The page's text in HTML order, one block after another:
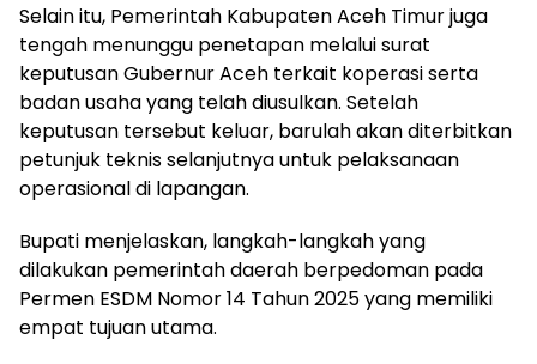
Selain itu, Pemerintah Kabupaten Aceh Timur juga
tengah menunggu penetapan melalui surat
keputusan Gubernur Aceh terkait koperasi serta
badan usaha yang telah diusulkan. Setelah
keputusan tersebut keluar, barulah akan diterbitkan
petunjuk teknis selanjutnya untuk pelaksanaan
operasional di lapangan.
Bupati menjelaskan, langkah-langkah yang
dilakukan pemerintah daerah berpedoman pada
Permen ESDM Nomor 14 Tahun 2025 yang memiliki
empat tujuan utama.